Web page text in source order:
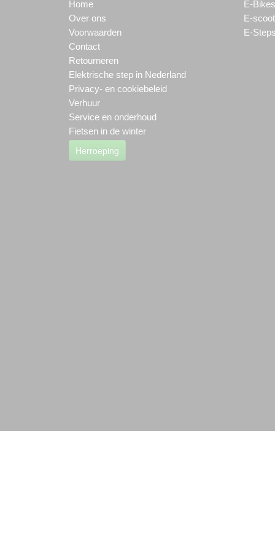
Home
Over ons
Voorwaarden
Contact
Retourneren
Elektrische step in Nederland
Privacy- en cookiebeleid
Verhuur
Service en onderhoud
Fietsen in de winter
Herroeping
E-Bikes
E-
E-Steps